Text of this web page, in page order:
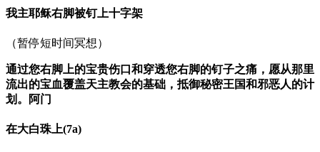
我主耶稣右脚被钉上十字架
（暂停短时间冥想）
通过您右脚上的宝贵伤口和穿透您右脚的钉子之痛，愿从那里
流出的宝血覆盖天主教会的基础，抵御秘密王国和邪恶人的计
划。阿门
在大白珠上(7a)